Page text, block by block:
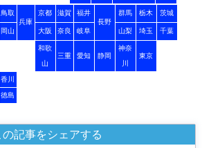
鳥取
兵庫
京都 滋賀
福井
長野
群馬 栃木 茨城
岡山 大阪 奈良 岐阜 山梨 埼玉 千葉
和歌
山
三重 愛知 静岡
神奈
川
東京
香川
徳島
の記事をシェアする